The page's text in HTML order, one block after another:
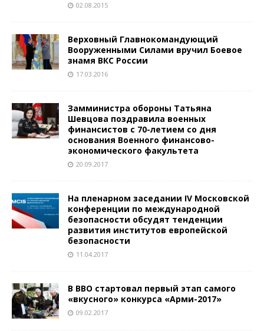
02.08.2015
Верховный Главнокомандующий
Вооруженными Силами вручил Боевое
знамя ВКС России
17.03.2016
Замминистра обороны Татьяна
Шевцова поздравила военных
финансистов с 70-летием со дня
основания Военного финансово-
экономического факультета
20.09.2017
На пленарном заседании IV Московской
конференции по международной
безопасности обсудят тенденции
развития институтов европейской
безопасности
11.04.2017
В ВВО стартовал первый этап самого
«вкусного» конкурса «Арми-2017»
09.02.2017